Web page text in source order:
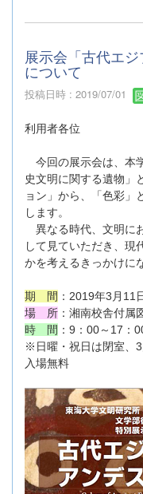
展示会「古代エ
について
投稿日時 : 2019/07/01
利用者各位
今回の展示会は、本
史文明に関する遺物」
ョン」から、「色彩」
します。
異なる時代、文明に
して見ていただき、現
かを考えるきっかけに
期 間 ：2019年3月11
場 所 ：湘南校舎付属
時 間 ：9：00～17：
※日曜・祝日は閉室、
入場無料